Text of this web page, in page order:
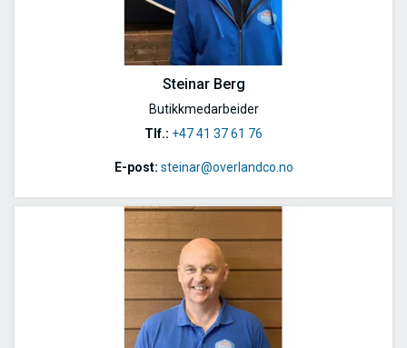
Steinar Berg
Butikkmedarbeider
Tlf.: +47 41 37 61 76
E-post: steinar@overlandco.no